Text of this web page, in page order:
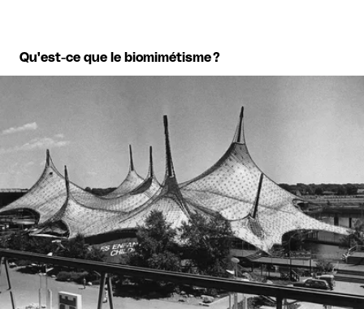
Qu'est-ce que le biomimétisme ?